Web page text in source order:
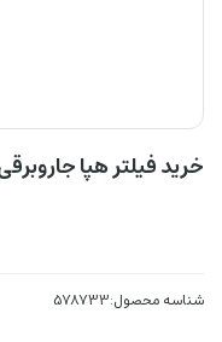
خرید فیلتر هپا جاروبرقی
شناسه محصول:578733